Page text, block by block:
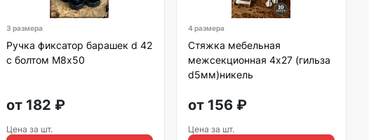
3 размера
Ручка фиксатор барашек d 42
с болтом М8х50
от 182 ₽
Цена за шт.
4 размера
Стяжка мебельная
межсекционная 4х27 (гильза
d5мм)никель
от 156₽
Цена за шт.